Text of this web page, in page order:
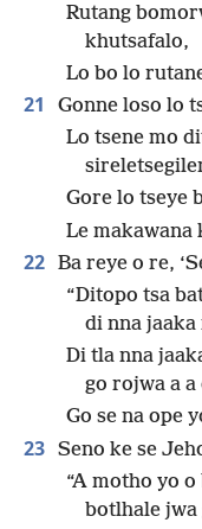
Rutang
khutsafalo,
Lo bo lo
21
Gonne loso lo
Lo tsene mo
Gore lo tseye
Le makawana
22 Ba reye o re,
“Ditopo tsa
di nna
Di tla nna
go rojwa a
Go se na ope
23 Seno ke se
“A motho yo
botlhale jwa